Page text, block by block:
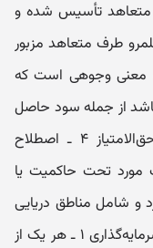
تأسیس شده و
طرف متعاهد مزبور
به معنی وجوهی است که
از جمله سود حاصل
از سرمایه‌گذاری، سود سهام، کارمزد و حق‌الامتیاز ۴ ـ اصطلاح
تحت ‌حاکمیت یا
و شامل مناطق دریایی
مربوط آنها نیز می‌شود. ماده ۲ ـ تشویق سرمایه‌گذاری ۱ ـ هر یک از